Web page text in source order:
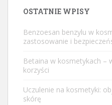
OSTATNIE WPISY
Benzoesan benzylu w
zastosowanie i
Betaina w kosmetykach –
korzyści
Uczulenie na kosmetyki:
skórę